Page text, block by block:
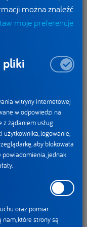
wszystkich
w Bieruniu dba
wszystkim –
warunki pracy
uwagi poświęca
wzbogaca.
m.in. na wysoko
program
przez Danone misją
wielu ludziom jak to
spółek
można znaleźć
moje preferencje
pliki
witryny internetowej
w odpowiedzi na
z żądaniem usług
logowanie,
aby blokowała
jednak
oraz pomiar
które strony są